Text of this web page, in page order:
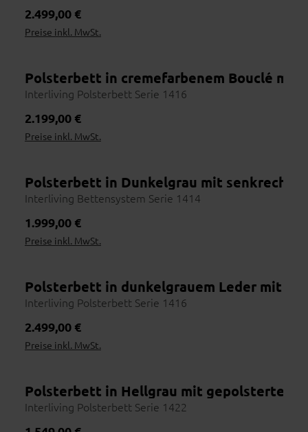
3 Stoffe & Farben prüfen
Beraten lassen
5 Bestellen
Bequem im Haus abschließen
Online erhältlich
Regulärer Preis:
2.499,00 €
Preise inkl. MwSt.
Wohnbeispiel
Polsterbett in cremefarbenem Bouclé
Interliving Polsterbett Serie 1416
Regulärer Preis:
2.199,00 €
Preise inkl. MwSt.
Polsterbett in Dunkelgrau mit
Interliving Bettensystem Serie 1414
Regulärer Preis:
1.999,00 €
Preise inkl. MwSt.
Wohnbeispiel
Polsterbett in dunkelgrauem Leder mit
Interliving Polsterbett Serie 1416
Regulärer Preis:
2.499,00 €
Preise inkl. MwSt.
Polsterbett in Hellgrau mit gepolstertem
Interliving Polsterbett Serie 1422